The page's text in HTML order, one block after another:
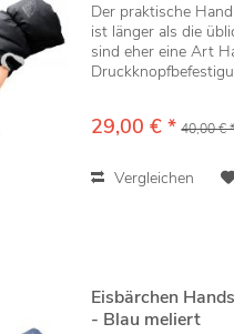
Der praktische
ist länger als die
sind eher eine Art
müssen nicht erst
29,00 € * 40,00 €
Vergleichen
Eisbärchen
- Blau meliert